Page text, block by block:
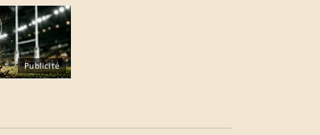
Publicité